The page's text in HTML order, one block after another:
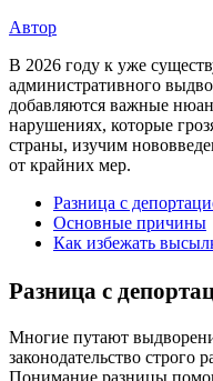
Автор
В 2026 году к уже
административного
добавляются важные
нарушениях, которые
страны, изучим
от крайних мер.
Разница с
Основные причины
Как избежать
Разница с
Многие путают
законодательство строго
Понимание разницы